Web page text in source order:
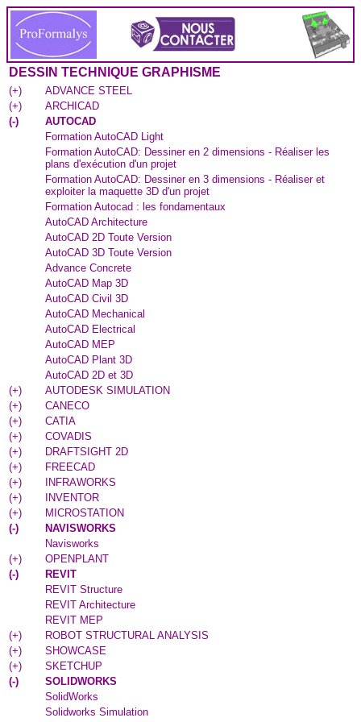
DESSIN TECHNIQUE GRAPHISME
(+)
ADVANCE STEEL
(+)
ARCHICAD
(-)
AUTOCAD
Formation AutoCAD Light
Formation AutoCAD: Dessiner en 2 dimensions - Réaliser les
plans d'exécution d'un projet
Formation AutoCAD: Dessiner en 3 dimensions - Réaliser et
exploiter la maquette 3D d'un projet
Formation Autocad : les fondamentaux
AutoCAD Architecture
AutoCAD 2D Toute Version
AutoCAD 3D Toute Version
Advance Concrete
AutoCAD Map 3D
AutoCAD Civil 3D
AutoCAD Mechanical
AutoCAD Electrical
AutoCAD MEP
AutoCAD Plant 3D
AutoCAD 2D et 3D
(+)
AUTODESK SIMULATION
(+)
CANECO
(+)
CATIA
(+)
COVADIS
(+)
DRAFTSIGHT 2D
(+)
FREECAD
(+)
INFRAWORKS
(+)
INVENTOR
(+)
MICROSTATION
(-)
NAVISWORKS
Navisworks
(+)
OPENPLANT
(-)
REVIT
REVIT Structure
REVIT Architecture
REVIT MEP
(+)
ROBOT STRUCTURAL ANALYSIS
(+)
SHOWCASE
(+)
SKETCHUP
(-)
SOLIDWORKS
SolidWorks
Solidworks Simulation